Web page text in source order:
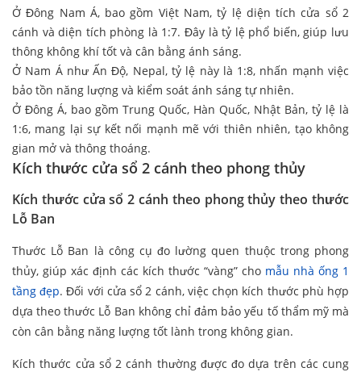
Ở Đông Nam Á, bao gồm Việt Nam, tỷ lệ diện tích cửa sổ 2
cánh và diện tích phòng là 1:7. Đây là tỷ lệ phổ biến, giúp lưu
thông không khí tốt và cân bằng ánh sáng.
Ở Nam Á như Ấn Độ, Nepal, tỷ lệ này là 1:8, nhấn mạnh việc
bảo tồn năng lượng và kiểm soát ánh sáng tự nhiên.
Ở Đông Á, bao gồm Trung Quốc, Hàn Quốc, Nhật Bản, tỷ lệ là
1:6, mang lại sự kết nối mạnh mẽ với thiên nhiên, tạo không
gian mở và thông thoáng.
Kích thước cửa sổ 2 cánh theo phong thủy
Kích thước cửa sổ 2 cánh theo phong thủy theo thước
Lỗ Ban
Thước Lỗ Ban là công cụ đo lường quen thuộc trong phong
thủy, giúp xác định các kích thước “vàng” cho mẫu nhà ống 1
tầng đẹp. Đối với cửa sổ 2 cánh, việc chọn kích thước phù hợp
dựa theo thước Lỗ Ban không chỉ đảm bảo yếu tố thẩm mỹ mà
còn cân bằng năng lượng tốt lành trong không gian.
Kích thước cửa sổ 2 cánh thường được đo dựa trên các cung